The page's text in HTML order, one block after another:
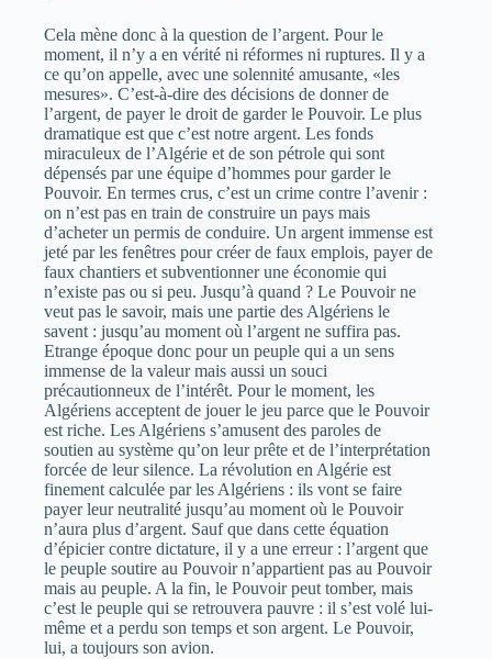
Cela mène donc à la question de l’argent. Pour le
moment, il n’y a en vérité ni réformes ni ruptures. Il y a
ce qu’on appelle, avec une solennité amusante, «les
mesures». C’est-à-dire des décisions de donner de
l’argent, de payer le droit de garder le Pouvoir. Le plus
dramatique est que c’est notre argent. Les fonds
miraculeux de l’Algérie et de son pétrole qui sont
dépensés par une équipe d’hommes pour garder le
Pouvoir. En termes crus, c’est un crime contre l’avenir :
on n’est pas en train de construire un pays mais
d’acheter un permis de conduire. Un argent immense est
jeté par les fenêtres pour créer de faux emplois, payer de
faux chantiers et subventionner une économie qui
n’existe pas ou si peu. Jusqu’à quand ? Le Pouvoir ne
veut pas le savoir, mais une partie des Algériens le
savent : jusqu’au moment où l’argent ne suffira pas.
Etrange époque donc pour un peuple qui a un sens
immense de la valeur mais aussi un souci
précautionneux de l’intérêt. Pour le moment, les
Algériens acceptent de jouer le jeu parce que le Pouvoir
est riche. Les Algériens s’amusent des paroles de
soutien au système qu’on leur prête et de l’interprétation
forcée de leur silence. La révolution en Algérie est
finement calculée par les Algériens : ils vont se faire
payer leur neutralité jusqu’au moment où le Pouvoir
n’aura plus d’argent. Sauf que dans cette équation
d’épicier contre dictature, il y a une erreur : l’argent que
le peuple soutire au Pouvoir n’appartient pas au Pouvoir
mais au peuple. A la fin, le Pouvoir peut tomber, mais
c’est le peuple qui se retrouvera pauvre : il s’est volé lui-
même et a perdu son temps et son argent. Le Pouvoir,
lui, a toujours son avion.